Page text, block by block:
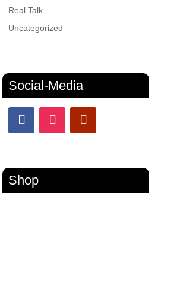
Real Talk
Uncategorized
Social-Media
Shop